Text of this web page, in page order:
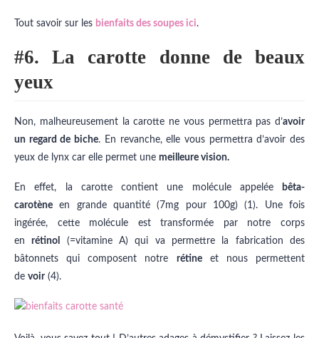
Tout savoir sur les bienfaits des soupes ici.
#6. La carotte donne de beaux
yeux
Non, malheureusement la carotte ne vous permettra pas d’avoir
un regard de biche. En revanche, elle vous permettra d’avoir des
yeux de lynx car elle permet une meilleure vision.
En effet, la carotte contient une molécule appelée
bêta-
carotène en grande quantité (7mg pour 100g) (1). Une fois
ingérée, cette molécule est transformée par notre corps
enrétinol
(=vitamine A) qui va permettre la fabrication des
bâtonnets qui composent notre rétineet nous permettent
de voir(4).